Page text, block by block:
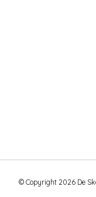
© Copyright 2026 De